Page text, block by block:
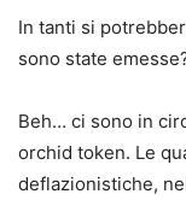
In tanti si
sono state
Beh… ci sono in
orchid token. Le
deflazionistiche,